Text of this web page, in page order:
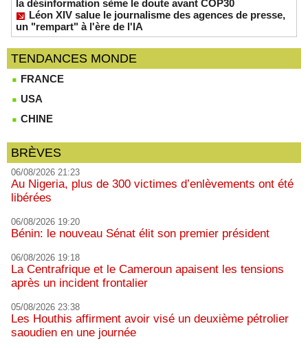
la désinformation sème le doute avant COP30
Léon XIV salue le journalisme des agences de presse,
un "rempart" à l'ère de l'IA
TENDANCES MONDE
FRANCE
USA
CHINE
BRÈVES
06/08/2026 21:23
Au Nigeria, plus de 300 victimes d’enlèvements ont été
libérées
06/08/2026 19:20
Bénin: le nouveau Sénat élit son premier président
06/08/2026 19:18
La Centrafrique et le Cameroun apaisent les tensions
après un incident frontalier
05/08/2026 23:38
Les Houthis affirment avoir visé un deuxième pétrolier
saoudien en une journée